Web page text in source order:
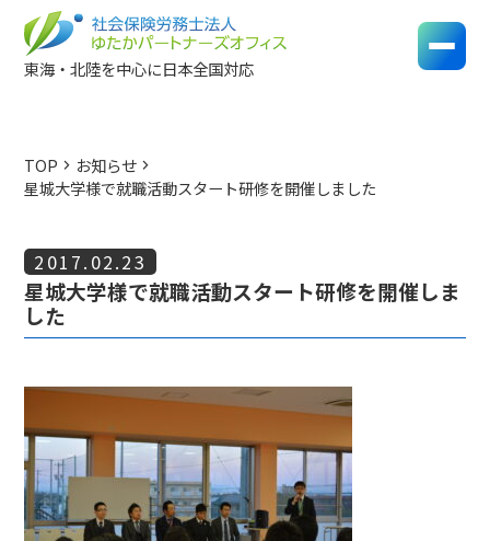
東海・北陸を中心に日本全国対応
TOP chevron_right お知らせ chevron_right
星城大学様で就職活動スタート研修を開催しました
2017.02.23
星城大学様で就職活動スタート研修を開催しま
した